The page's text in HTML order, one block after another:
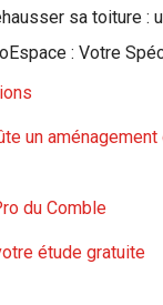
sa toiture :
: Votre
un
du Comble
étude gratuite